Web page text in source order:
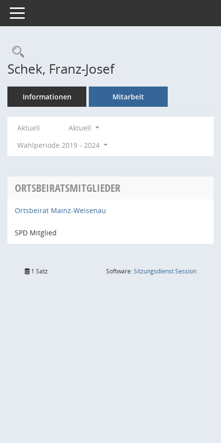
Toggle navigation
Rechercheauswahl
Schek, Franz-Josef
Informationen Mitarbeit
Aktuell
Aktuell
Wahlperiode 2019 - 2024
ORTSBEIRATSMITGLIEDER
Ortsbeirat Mainz-Weisenau
SPD Mitglied
1 Satz Software:SitzungsdienstSession(Wird in